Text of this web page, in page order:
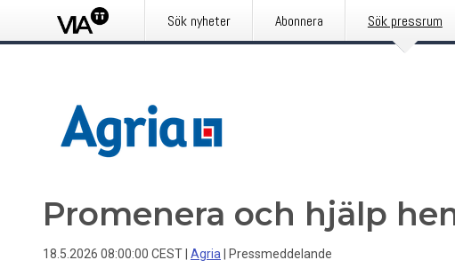
Sök nyheter Abonnera Sök pressrum
Promenera och hjälp
18.5.2026 08:00:00 CEST Agria Pressmeddelande